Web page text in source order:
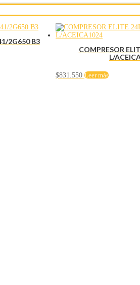
2G650 B3
COMPRESOR
L/
$831.550 Leer más